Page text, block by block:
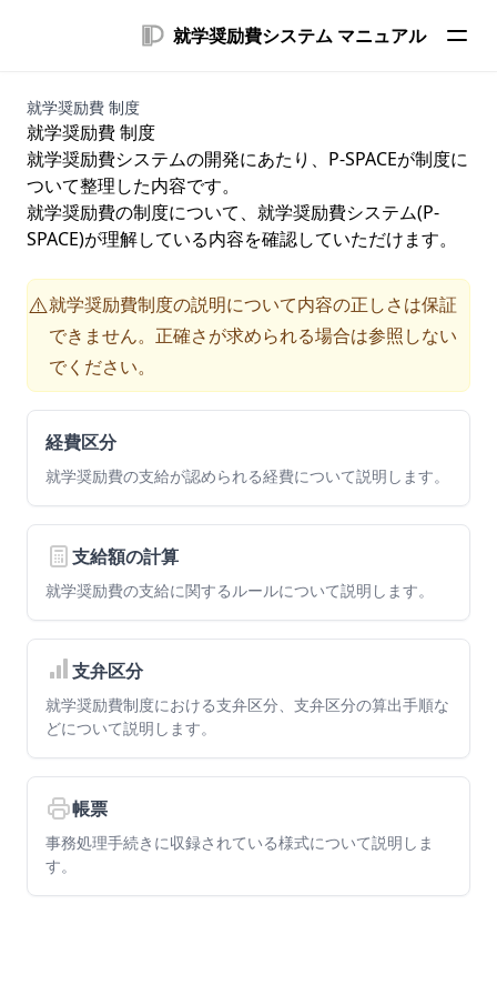
就学奨励費システム マニュアル
就学奨励費 制度
就学奨励費 制度
就学奨励費システムの開発にあたり、P-SPACEが制度に
ついて整理した内容です。
就学奨励費の制度について、就学奨励費システム(P-
SPACE)が理解している内容を確認していただけます。
⚠️就学奨励費制度の説明について内容の正しさは保証
できません。正確さが求められる場合は参照しない
でください。
経費区分
就学奨励費の支給が認められる経費について説明します。
支給額の計算
就学奨励費の支給に関するルールについて説明します。
支弁区分
就学奨励費制度における支弁区分、支弁区分の算出手順な
どについて説明します。
帳票
事務処理手続きに収録されている様式について説明しま
す。